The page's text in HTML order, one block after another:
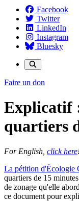
Facebook
Twitter
LinkedIn
Instagram
Bluesky
Faire un don
Explicatif
quartiers
For English, click here
La pétition d'Écologie
quartiers de 15
de zonage qu'elle
ce document pour